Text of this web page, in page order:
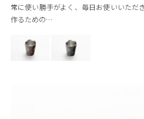
常に使い勝手がよく、毎日お使いいただ
作るための…